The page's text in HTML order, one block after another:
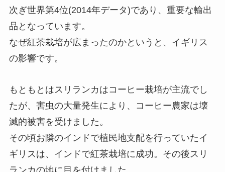
次ぎ世界第4位(2014年データ)であり、重要な輸出
品となっています。
なぜ紅茶栽培が広まったのかというと、イギリス
の影響です。
もともとはスリランカはコーヒー栽培が主流でし
たが、害虫の大量発生により、コーヒー農家は壊
滅的被害を受けました。
その頃お隣のインドで植民地支配を行っていたイ
ギリスは、インドで紅茶栽培に成功。 その後スリ